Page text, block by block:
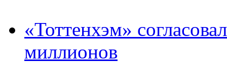
«Тоттенхэм»
миллионов